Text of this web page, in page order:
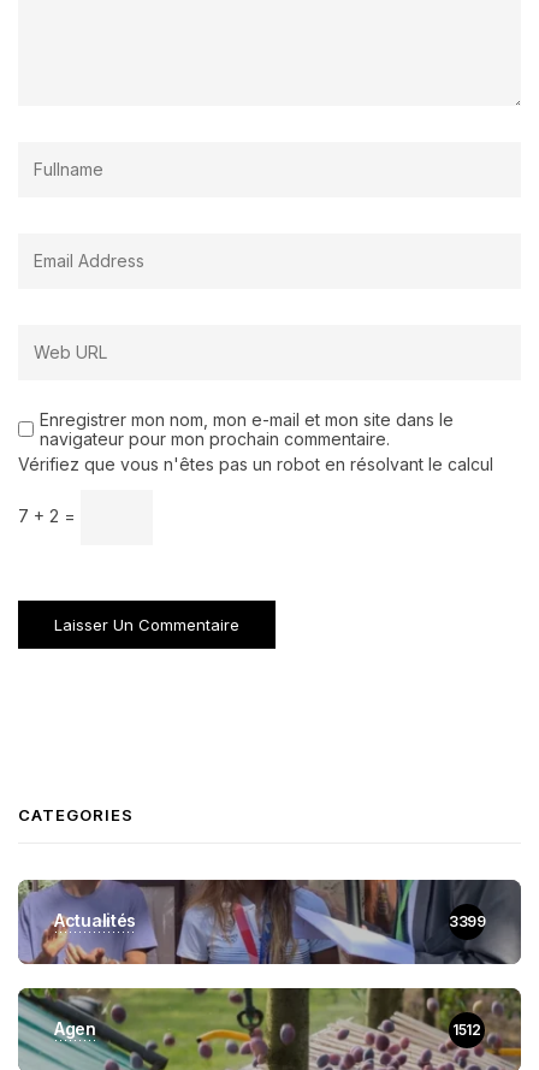
Enregistrer mon nom, mon e-mail et mon site dans le
navigateur pour mon prochain commentaire.
Vérifiez que vous n'êtes pas un robot en résolvant le calcul
7 + 2 =
CATEGORIES
Actualités 3399
Agen 1512